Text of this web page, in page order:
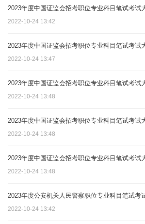
2023年度中国证监会招考职位专业科目笔试考试
2022-10-24 13:42
2023年度中国证监会招考职位专业科目笔试考试
2022-10-24 13:47
2023年度中国证监会招考职位专业科目笔试考试
2022-10-24 13:48
2023年度中国证监会招考职位专业科目笔试考试
2022-10-24 13:48
2023年度中国证监会招考职位专业科目笔试考试
2022-10-24 13:48
2023年度公安机关人民警察职位专业科目笔试考
2022-10-24 13:42